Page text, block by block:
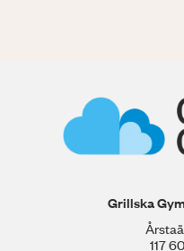
Grillska
117